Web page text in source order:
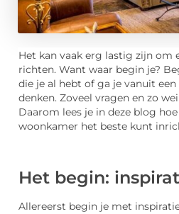
Het kan vaak erg lastig zijn om
richten. Want waar begin je?
die je al hebt of ga je vanuit
denken. Zoveel vragen en zo
Daarom lees je in deze blog
woonkamer het beste kunt
Het begin:
Allereerst begin je met